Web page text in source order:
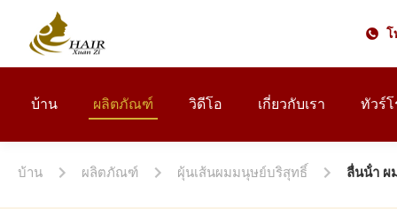
โ
บ้าน ผลิตภัณฑ์ วิดีโอ เกี่ยวกับเรา ทัวร์โ
บ้าน ผลิตภัณฑ์ ผุ้นเส้นผมมนุษย์บริสุทธิ์ ลื่นน้ํา ผ